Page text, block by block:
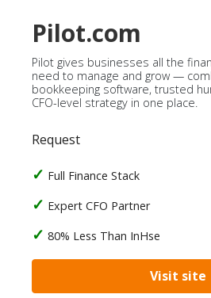
Pilot.com
Pilot gives businesses all the
need to manage and grow —
bookkeeping software, trusted
CFO-level strategy in one place.
Request
Full Finance Stack
Expert CFO Partner
80% Less Than InHse
Visit site